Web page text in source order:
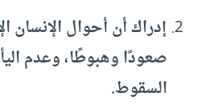
إدراك أن أحوال الإنسان
صعودًا وهبوطًا، وعدم
السقوط.